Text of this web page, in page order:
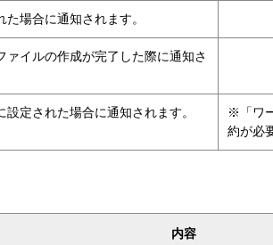
た場合に通知されます。
ァイルの作成が完了した際に通知さ
設定された場合に通知されます。
※「ワ
約が必
内容